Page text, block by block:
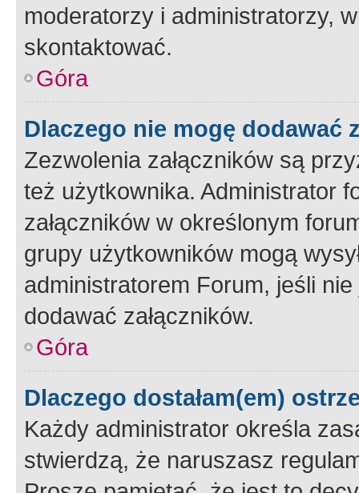
moderatorzy i administratorzy,
skontaktować.
Góra
Dlaczego nie mogę dodawać
Zezwolenia załączników są
też użytkownika. Administrator
załączników w określonym
grupy użytkowników mogą
administratorem Forum, jeśli
dodawać załączników.
Góra
Dlaczego dostałam(em)
Każdy administrator określa
stwierdzą, że naruszasz